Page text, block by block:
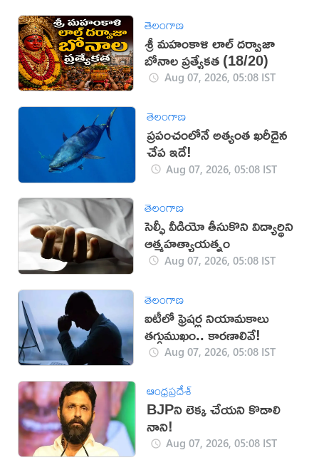
తెలంగాణ
శ్రీ మహంకాళి లాల్ దర్వాజా
బోనాల ప్రత్యేకత (18/20)
Aug 07, 2026, 05:08 IST
తెలంగాణ
ప్రపంచంలోనే అత్యంత ఖరీదైన
చేప ఇదే!
Aug 07, 2026, 05:08 IST
తెలంగాణ
సెల్ఫీ వీడియో తీసుకొని విద్యార్థిని
ఆత్మహత్యాయత్నం
Aug 07, 2026, 05:08 IST
తెలంగాణ
ఐటీలో ఫ్రెషర్ల నియామకాలు
తగ్గుముఖం.. కారణాలివే!
Aug 07, 2026, 05:08 IST
ఆంధ్రప్రదేశ్
BJPని లెక్క చేయని కొడాలి
నాని!
Aug 07, 2026, 05:08 IST